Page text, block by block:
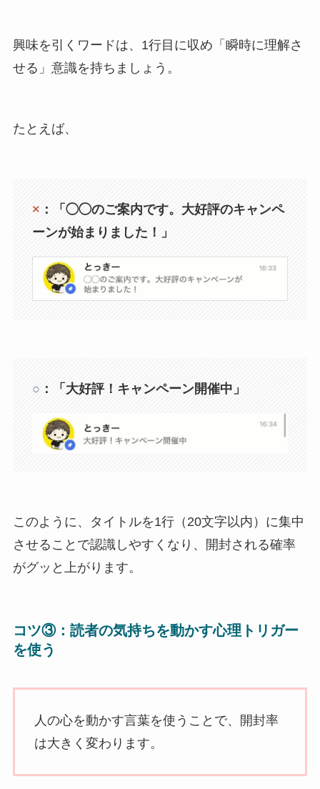
興味を引くワードは、1行目に収め「瞬時に理解さ
せる」意識を持ちましょう。
たとえば、
× ：「◯◯のご案内です。大好評のキャンペ
ーンが始まりました！」
○ ：「大好評！キャンペーン開催中」
このように、タイトルを1行（20文字以内）に集中
させることで認識しやすくなり、開封される確率
がグッと上がります。
コツ③：読者の気持ちを動かす心理トリガー
を使う
人の心を動かす言葉を使うことで、開封率
は大きく変わります。